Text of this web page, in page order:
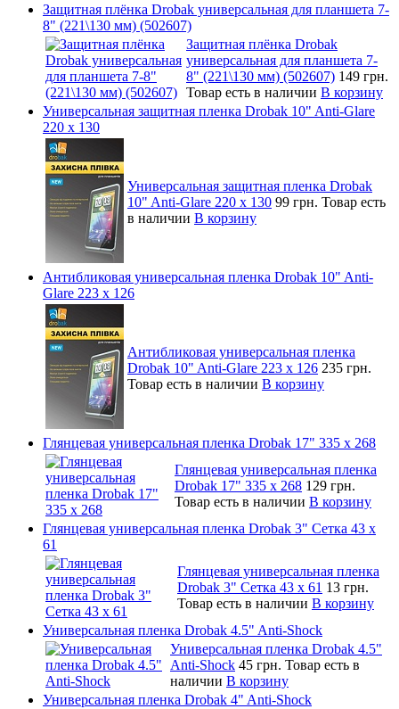
Защитная плёнка Drobak универсальная для планшета 7-
8" (221\130 мм) (502607)
Защитная плёнка Drobak
универсальная для планшета 7-
8" (221\130 мм) (502607) 149 грн.
Товар есть в наличии В корзину
Универсальная защитная пленка Drobak 10" Anti-Glare
220 x 130
Универсальная защитная пленка Drobak
10" Anti-Glare 220 x 130 99 грн. Товар есть
в наличии В корзину
Антибликовая универсальная пленка Drobak 10" Anti-
Glare 223 x 126
Антибликовая универсальная пленка
Drobak 10" Anti-Glare 223 x 126 235 грн.
Товар есть в наличии В корзину
Глянцевая универсальная пленка Drobak 17" 335 х 268
Глянцевая универсальная пленка
Drobak 17" 335 х 268 129 грн.
Товар есть в наличии В корзину
Глянцевая универсальная пленка Drobak 3" Сетка 43 x
61
Глянцевая универсальная пленка
Drobak 3" Сетка 43 x 61 13 грн.
Товар есть в наличии В корзину
Универсальная пленка Drobak 4.5" Anti-Shock
Универсальная пленка Drobak 4.5"
Anti-Shock 45 грн. Товар есть в
наличии В корзину
Универсальная пленка Drobak 4" Anti-Shock